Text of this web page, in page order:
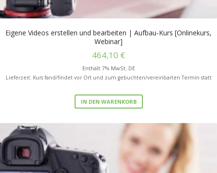
Eigene Videos erstellen und bearbeiten | Aufbau-Kurs [Onlinekurs,
Webinar]
464,10 €
Enthält 7% MwSt. DE
Lieferzeit: Kurs fand/findet vor Ort und zum gebuchten/vereinbarten Termin statt
IN DEN WARENKORB